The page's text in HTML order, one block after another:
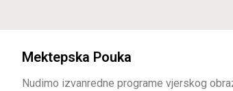
Mektepska Pouka
Nudimo izvanredne programe vjerskog